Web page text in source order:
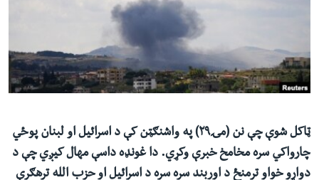
لټون
ځای
لاړ
له مونږ سره په تماس کې پاتې شئ
ژبې
ټاکل شوې چې نن (مۍ۲۹) په واشنګټن کې د اسرائیل او لبنان پوځي
چارواکي سره مخامخ خبرې وکړي. دا غونډه داسې مهال کیږي چې د
دواړو خواو ترمنځ د اوربند سره سره د اسرائیل او حزب الله ترهګرې